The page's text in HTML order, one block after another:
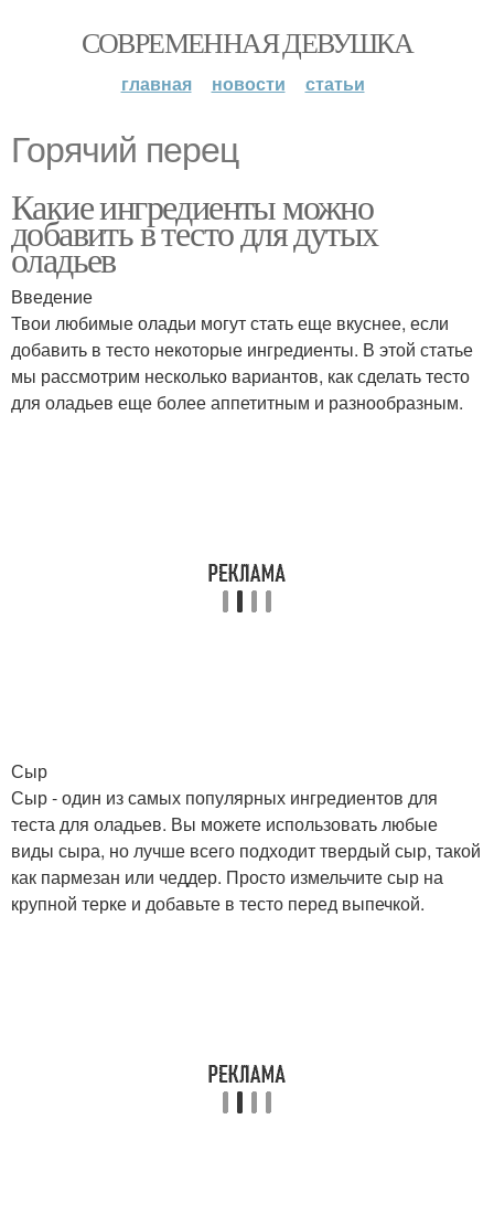
СОВРЕМЕННАЯ ДЕВУШКА
главная новости статьи
Горячий перец
Какие ингредиенты можно
добавить в тесто для дутых
оладьев
Введение
Твои любимые оладьи могут стать еще вкуснее, если
добавить в тесто некоторые ингредиенты. В этой статье
мы рассмотрим несколько вариантов, как сделать тесто
для оладьев еще более аппетитным и разнообразным.
Сыр
Сыр - один из самых популярных ингредиентов для
теста для оладьев. Вы можете использовать любые
виды сыра, но лучше всего подходит твердый сыр, такой
как пармезан или чеддер. Просто измельчите сыр на
крупной терке и добавьте в тесто перед выпечкой.